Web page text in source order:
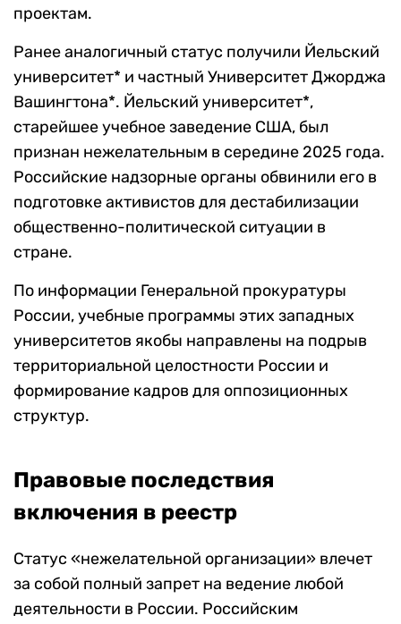
проектам.
Ранее аналогичный статус получили Йельский
университет* и частный Университет Джорджа
Вашингтона*. Йельский университет*,
старейшее учебное заведение США, был
признан нежелательным в середине 2025 года.
Российские надзорные органы обвинили его в
подготовке активистов для дестабилизации
общественно-политической ситуации в
стране.
По информации Генеральной прокуратуры
России, учебные программы этих западных
университетов якобы направлены на подрыв
территориальной целостности России и
формирование кадров для оппозиционных
структур.
Правовые последствия
включения в реестр
Статус «нежелательной организации» влечет
за собой полный запрет на ведение любой
деятельности в России. Российским